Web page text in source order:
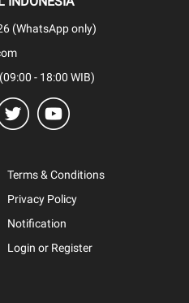
(WhatsApp only)
- 18:00 WIB)
Terms & Conditions
Privacy Policy
Notification
Login or Register